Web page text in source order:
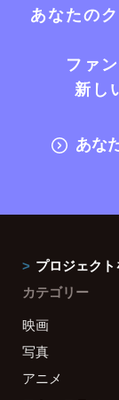
あなたの
ファ
新し
あな
プロジェク
カテゴリー
映画
写真
アニメ